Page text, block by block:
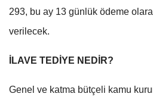
293, bu ay 13 günlük ödeme
verilecek.
İLAVE TEDİYE NEDİR?
Genel ve katma bütçeli kamu